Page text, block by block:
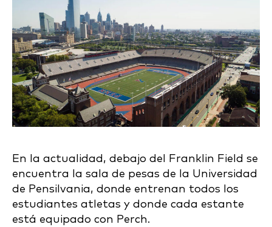
En la actualidad, debajo del Franklin Field se
encuentra la sala de pesas de la Universidad
de Pensilvania, donde entrenan todos los
estudiantes atletas y donde cada estante
está equipado con Perch.